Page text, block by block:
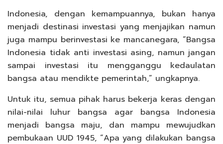
Indonesia, dengan kemampuannya, bukan hanya
menjadi destinasi investasi yang menjajikan namun
juga mampu berinvestasi ke mancanegara, “Bangsa
Indonesia tidak anti investasi asing, namun jangan
sampai investasi itu mengganggu kedaulatan
bangsa atau mendikte pemerintah,” ungkapnya.
Untuk itu, semua pihak harus bekerja keras dengan
nilai-nilai luhur bangsa agar bangsa Indonesia
menjadi bangsa maju, dan mampu mewujudkan
pembukaan UUD 1945, “Apa yang dilakukan bangsa